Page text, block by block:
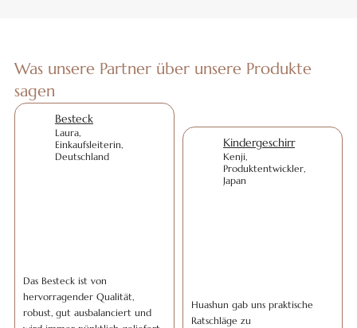
Was unsere Partner über unsere Produkte
sagen
Besteck
Laura,
Einkaufsleiterin,
Deutschland
Das Besteck ist von
hervorragender Qualität,
robust, gut ausbalanciert und
Kindergeschirr
Kenji,
Produktentwickler,
Japan
Huashun gab uns praktische
Ratschläge zu